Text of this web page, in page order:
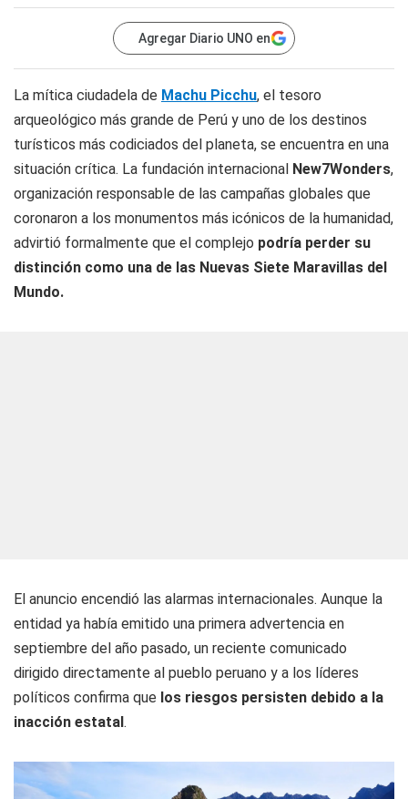
Agregar Diario UNO en
La mítica ciudadela de Machu Picchu, el tesoro
arqueológico más grande de Perú y uno de los destinos
turísticos más codiciados del planeta, se encuentra en una
situación crítica. La fundación internacional New7Wonders,
organización responsable de las campañas globales que
coronaron a los monumentos más icónicos de la humanidad,
advirtió formalmente que el complejo podría perder su
distinción como una de las Nuevas Siete Maravillas del
Mundo.
El anuncio encendió las alarmas internacionales. Aunque la
entidad ya había emitido una primera advertencia en
septiembre del año pasado, un reciente comunicado
dirigido directamente al pueblo peruano y a los líderes
políticos confirma que los riesgos persisten debido a la
inacción estatal.